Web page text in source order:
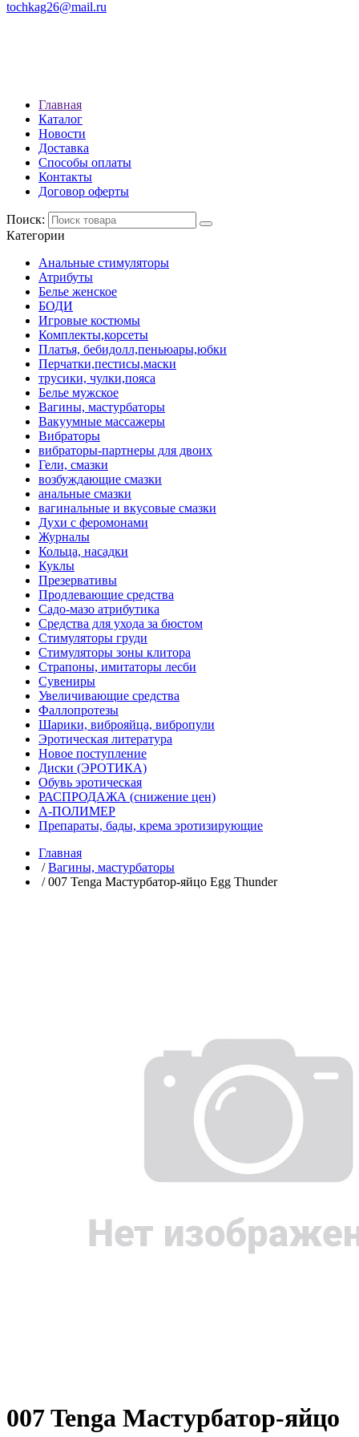
tochkag26@mail.ru
Главная
Каталог
Новости
Доставка
Способы оплаты
Контакты
Договор оферты
Поиск:
Категории
Анальные стимуляторы
Атрибуты
Белье женское
БОДИ
Игровые костюмы
Комплекты,корсеты
Платья, бебидолл,пеньюары,юбки
Перчатки,пестисы,маски
трусики, чулки,пояса
Белье мужское
Вагины, мастурбаторы
Вакуумные массажеры
Вибраторы
вибраторы-партнеры для двоих
Гели, смазки
возбуждающие смазки
анальные смазки
вагинальные и вкусовые смазки
Духи с феромонами
Журналы
Кольца, насадки
Куклы
Презервативы
Продлевающие средства
Садо-мазо атрибутика
Средства для ухода за бюстом
Стимуляторы груди
Стимуляторы зоны клитора
Страпоны, имитаторы лесби
Сувениры
Увеличивающие средства
Фаллопротезы
Шарики, виброяйца, вибропули
Эротическая литература
Новое поступление
Диски (ЭРОТИКА)
Обувь эротическая
РАСПРОДАЖА (снижение цен)
А-ПОЛИМЕР
Препараты, бады, крема эротизирующие
Главная
/Вагины, мастурбаторы
/ 007 Tenga Мастурбатор-яйцо Egg Thunder
007 Tenga Мастурбатор-яйцо